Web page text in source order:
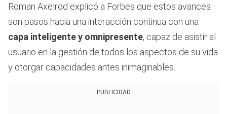
Roman Axelrod explicó a Forbes que estos avances
son pasos hacia una interacción continua con una
capa inteligente y omnipresente, capaz de asistir al
usuario en la gestión de todos los aspectos de su vida
y otorgar capacidades antes inimaginables.
PUBLICIDAD